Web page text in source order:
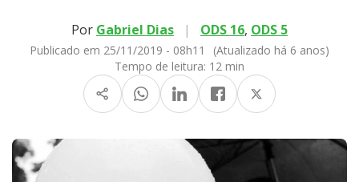
Por Gabriel Dias | ODS 16, ODS 5
Publicado em 25/11/2019 - 08h11
(Atualizado há 6 anos)
Tempo de leitura: 12 min